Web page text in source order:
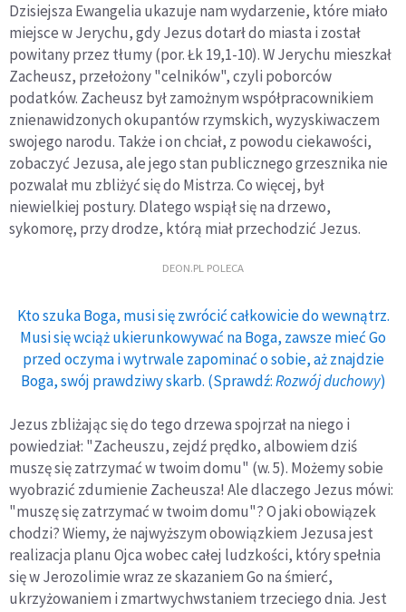
Dzisiejsza Ewangelia ukazuje nam wydarzenie, które miało
miejsce w Jerychu, gdy Jezus dotarł do miasta i został
powitany przez tłumy (por. Łk 19,1-10). W Jerychu mieszkał
Zacheusz, przełożony "celników", czyli poborców
podatków. Zacheusz był zamożnym współpracownikiem
znienawidzonych okupantów rzymskich, wyzyskiwaczem
swojego narodu. Także i on chciał, z powodu ciekawości,
zobaczyć Jezusa, ale jego stan publicznego grzesznika nie
pozwalał mu zbliżyć się do Mistrza. Co więcej, był
niewielkiej postury. Dlatego wspiął się na drzewo,
sykomorę, przy drodze, którą miał przechodzić Jezus.
DEON.PL POLECA
Kto szuka Boga, musi się zwrócić całkowicie do wewnątrz.
Musi się wciąż ukierunkowywać na Boga, zawsze mieć Go
przed oczyma i wytrwale zapominać o sobie, aż znajdzie
Boga, swój prawdziwy skarb. (Sprawdź:Rozwój duchowy)
Jezus zbliżając się do tego drzewa spojrzał na niego i
powiedział: "Zacheuszu, zejdź prędko, albowiem dziś
muszę się zatrzymać w twoim domu" (w. 5). Możemy sobie
wyobrazić zdumienie Zacheusza! Ale dlaczego Jezus mówi:
"muszę się zatrzymać w twoim domu"? O jaki obowiązek
chodzi? Wiemy, że najwyższym obowiązkiem Jezusa jest
realizacja planu Ojca wobec całej ludzkości, który spełnia
się w Jerozolimie wraz ze skazaniem Go na śmierć,
ukrzyżowaniem i zmartwychwstaniem trzeciego dnia. Jest